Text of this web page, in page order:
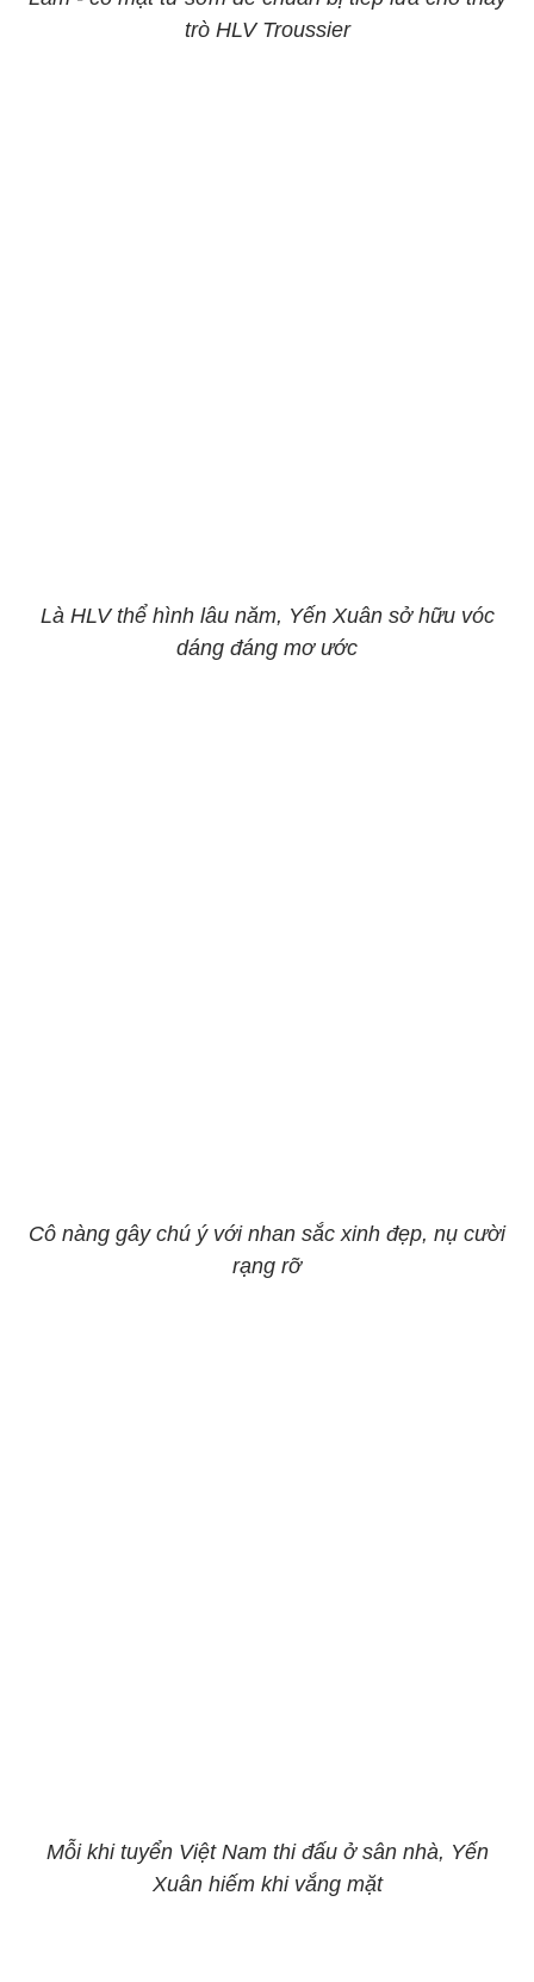
trò HLV Troussier
Là HLV thể hình lâu năm, Yến Xuân sở hữu vóc
dáng đáng mơ ước
Cô nàng gây chú ý với nhan sắc xinh đẹp, nụ cười
rạng rỡ
Mỗi khi tuyển Việt Nam thi đấu ở sân nhà, Yến
Xuân hiếm khi vắng mặt